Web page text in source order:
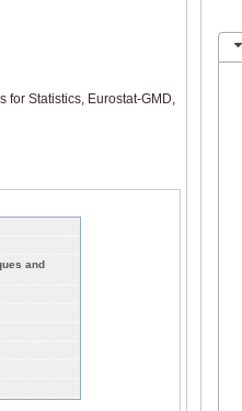
Statistics, Eurostat-GMD,
and